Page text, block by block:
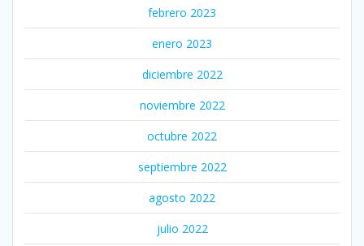
febrero 2023
enero 2023
diciembre 2022
noviembre 2022
octubre 2022
septiembre 2022
agosto 2022
julio 2022